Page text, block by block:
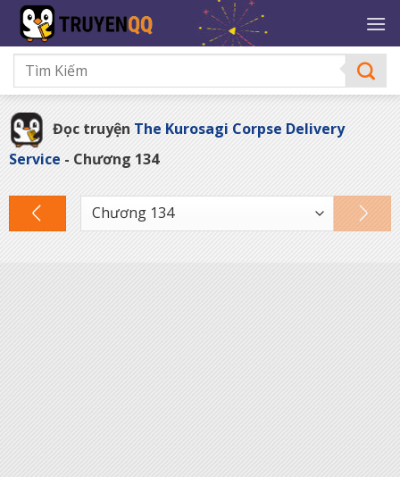
qua
nội
dung
Đọc truyện The Kurosagi Corpse Delivery
Service - Chương 134